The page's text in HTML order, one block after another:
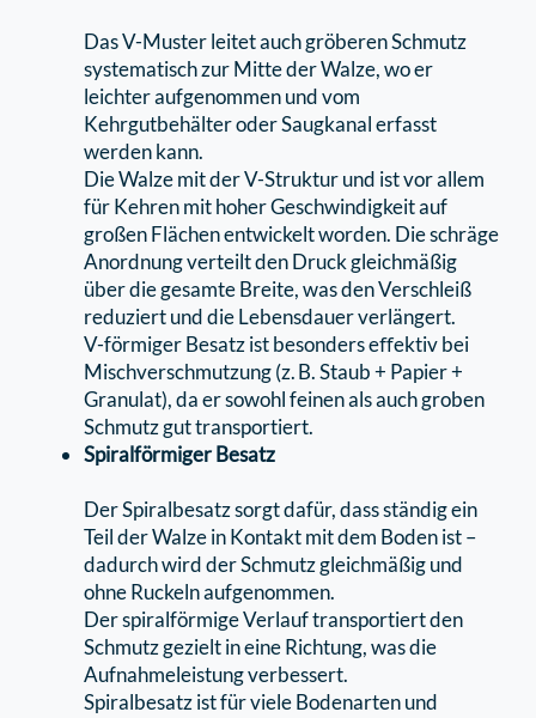
Das V-Muster leitet auch gröberen Schmutz
systematisch zur Mitte der Walze, wo er
leichter aufgenommen und vom
Kehrgutbehälter oder Saugkanal erfasst
werden kann.
Die Walze mit der V-Struktur und ist vor allem
für Kehren mit hoher Geschwindigkeit auf
großen Flächen entwickelt worden. Die schräge
Anordnung verteilt den Druck gleichmäßig
über die gesamte Breite, was den Verschleiß
reduziert und die Lebensdauer verlängert.
V-förmiger Besatz ist besonders eﬀektiv bei
Mischverschmutzung (z. B. Staub + Papier +
Granulat), da er sowohl feinen als auch groben
Schmutz gut transportiert.
Spiralförmiger Besatz
Der Spiralbesatz sorgt dafür, dass ständig ein
Teil der Walze in Kontakt mit dem Boden ist –
dadurch wird der Schmutz gleichmäßig und
ohne Ruckeln aufgenommen.
Der spiralförmige Verlauf transportiert den
Schmutz gezielt in eine Richtung, was die
Aufnahmeleistung verbessert.
Spiralbesatz ist für viele Bodenarten und